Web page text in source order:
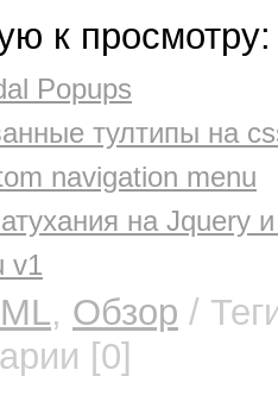
к просмотру:
Popups
тултипы на
navigation menu
на Jquery
v1
, Обзор /
[0]